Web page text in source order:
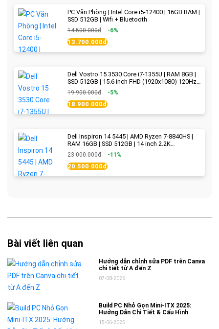
PC Văn Phòng | Intel Core i5-12400 | 16GB RAM |
SSD 512GB | Wifi + Bluetooth
14.500.000đ -6%
13.700.000đ
Dell Vostro 15 3530 Core i7-1355U | RAM 8GB |
SSD 512GB | 15.6 inch FHD (1920x1080) 120Hz
WVA | Black | New Fullbox
19.900.000đ -5%
18.900.000đ
Dell Inspiron 14 5445 | AMD Ryzen 7-8840HS |
RAM 16GB | SSD 512GB | 14 inch 2.2K
(2240x1400) IPS 300nits | Ice Blue - New Fullbox
23.000.000đ -11%
20.500.000đ
Bài viết liên quan
Hướng dẫn chỉnh sửa PDF trên Canva
chi tiết từ A đến Z
07-08-2026
Build PC Nhỏ Gọn Mini-ITX 2025:
Hướng Dẫn Chi Tiết & Cấu Hình
15-06-2025